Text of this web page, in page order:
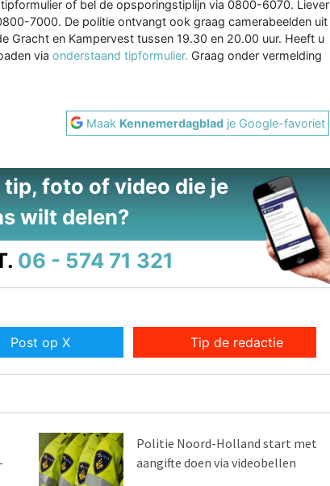
of bel de opsporingstiplijn via 0800-6070. Liever
7000. De politie ontvangt ook graag camerabeelden uit
Gracht en Kampervest tussen 19.30 en 20.00 uur. Heeft u
via onderstaand tipformulier. Graag onder vermelding
Maak Kennemerdagblad je Google-favoriet
tip, foto of video die je
wilt delen?
06 - 574 71 321
Post op X Tip de redactie
Politie Noord-Holland start met
aangifte doen via videobellen